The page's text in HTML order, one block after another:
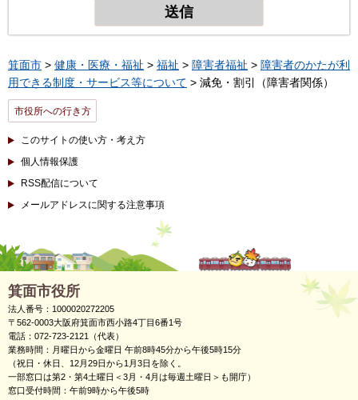
箕面市 > 健康・医療・福祉 > 福祉 > 障害者福祉 > 障害者のかたが利
用できる制度・サービス等について > 減免・割引（障害者関係）
市役所への行き方
このサイトの使い方・考え方
個人情報保護
RSS配信について
メールアドレスに関する注意事項
箕面市役所
法人番号：1000020272205
〒562-0003大阪府箕面市西小路4丁目6番1号
電話：072-723-2121（代表）
業務時間：月曜日から金曜日 午前8時45分から午後5時15分
（祝日・休日、12月29日から1月3日を除く。
一部窓口は第2・第4土曜日＜3月・4月は毎週土曜日＞も開庁）
窓口受付時間：午前9時から午後5時